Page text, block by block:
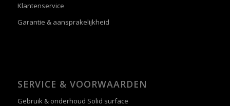
Klantenservice
Garantie & aansprakelijkheid
SERVICE & VOORWAARDEN
Gebruik & onderhoud Solid surface